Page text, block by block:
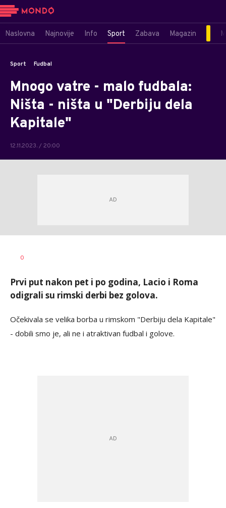
Naslovna Najnovije Info Sport Zabava Magazin
Sport Fudbal
Mnogo vatre - malo fudbala:
Ništa - ništa u "Derbiju dela
Kapitale"
12.11.2023. / 20:00
AUTOR
0
Prvi put nakon pet i po godina, Lacio i Roma
odigrali su rimski derbi bez golova.
Očekivala se velika borba u rimskom "Derbiju dela Kapitale"
- dobili smo je, ali ne i atraktivan fudbal i golove.